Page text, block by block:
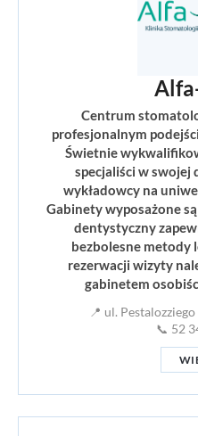
Centrum
profesjonalnym
Świetnie
specjaliści w swojej
wykładowcy na
Gabinety wyposażone
dentystyczny
bezbolesne metody
rezerwacji wizyty
gabinetem
📍 ul.
📞 52